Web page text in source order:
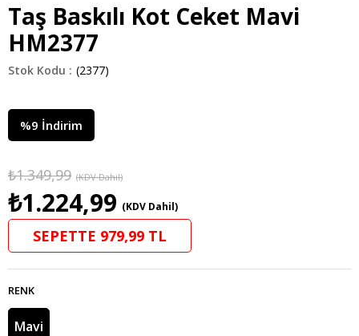
Taş Baskılı Kot Ceket Mavi
HM2377
(2377)
%9 İndirim
₺1.349,99 (KDV Dahil)
₺1.224,99 (KDV Dahil)
SEPETTE 979,99 TL
RENK
Mavi